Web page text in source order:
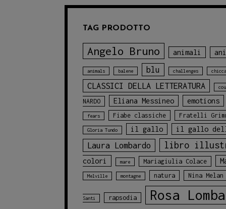
TAG PRODOTTO
Angelo Bruno animali
animals balene blu challenges
CLASSICI DELLA LETTERATURA
NARDO Eliana Messineo emotions
fears Fiabe classiche Fratelli
Gloria Tundo il gallo il gallo
Laura Lombardo libro
colori mare Mariagiulia Colace
Melville montagne natura Nina Melan
Santi rapsodia Rosa